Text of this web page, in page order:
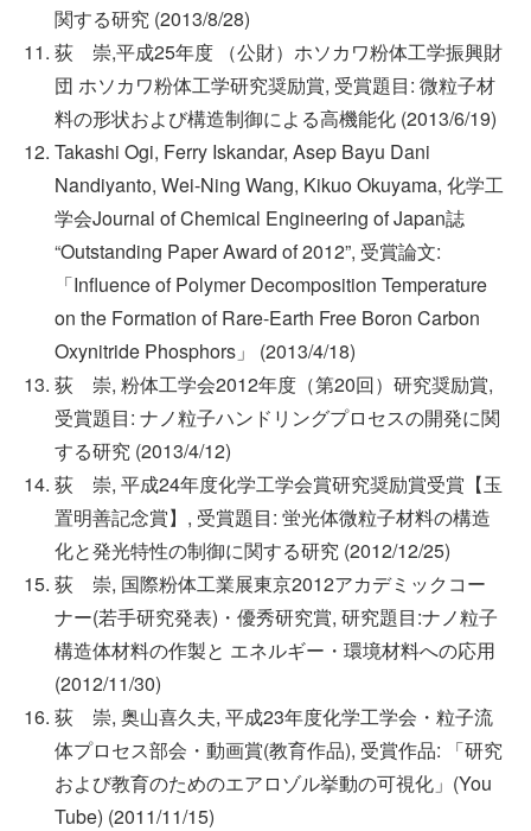
関する研究 (2013/8/28)
荻 崇,平成25年度 （公財）ホソカワ粉体工学振興財
団 ホソカワ粉体工学研究奨励賞, 受賞題目: 微粒子材
料の形状および構造制御による高機能化 (2013/6/19)
Takashi Ogi, Ferry Iskandar, Asep Bayu Dani
Nandiyanto, Wei-Ning Wang, Kikuo Okuyama, 化学工
学会Journal of Chemical Engineering of Japan誌
“Outstanding Paper Award of 2012”, 受賞論文:
「Influence of Polymer Decomposition Temperature
on the Formation of Rare-Earth Free Boron Carbon
Oxynitride Phosphors」 (2013/4/18)
荻 崇, 粉体工学会2012年度（第20回）研究奨励賞,
受賞題目: ナノ粒子ハンドリングプロセスの開発に関
する研究 (2013/4/12)
荻 崇, 平成24年度化学工学会賞研究奨励賞受賞【玉
置明善記念賞】, 受賞題目: 蛍光体微粒子材料の構造
化と発光特性の制御に関する研究 (2012/12/25)
荻 崇, 国際粉体工業展東京2012アカデミックコー
ナー(若手研究発表)・優秀研究賞, 研究題目:ナノ粒子
構造体材料の作製と エネルギー・環境材料への応用
(2012/11/30)
荻 崇, 奥山喜久夫, 平成23年度化学工学会・粒子流
体プロセス部会・動画賞(教育作品), 受賞作品: 「研究
および教育のためのエアロゾル挙動の可視化」(You
Tube) (2011/11/15)